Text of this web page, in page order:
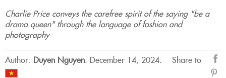
Charlie Price conveys the carefree spirit of the saying "be a
drama queen" through the language of fashion and
photography
Author: Duyen Nguyen. December 14, 2024.
Share to
sẻ